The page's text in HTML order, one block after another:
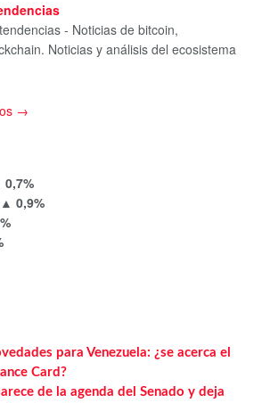
- Noticias de bitcoin,
Noticias y análisis del ecosistema
→
0,7%
▲ 0,9%
para Venezuela: ¿se acerca el
Card?
de la agenda del Senado y deja